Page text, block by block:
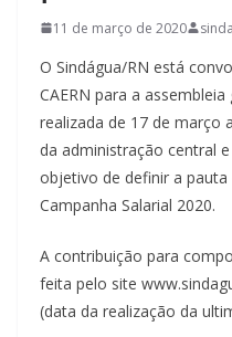
11 de março de 2020
O Sindágua/RN está
CAERN para a
realizada de 17 de março
da administração central
objetivo de definir a pauta
Campanha Salarial 2020.
A contribuição para
feita pelo site
(data da realização da